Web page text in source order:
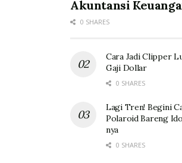
Akuntansi
0 SHARES
Cara Jadi Clipper
Gaji Dollar
0 SHARES
Lagi Tren! Begini
Polaroid Bareng
nya
0 SHARES